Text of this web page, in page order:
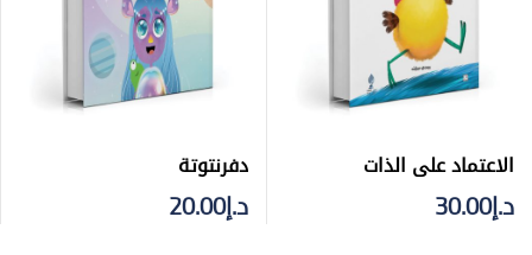
الاعتماد على الذات
د.إ30.00
دفرنتوتة
د.إ20.00